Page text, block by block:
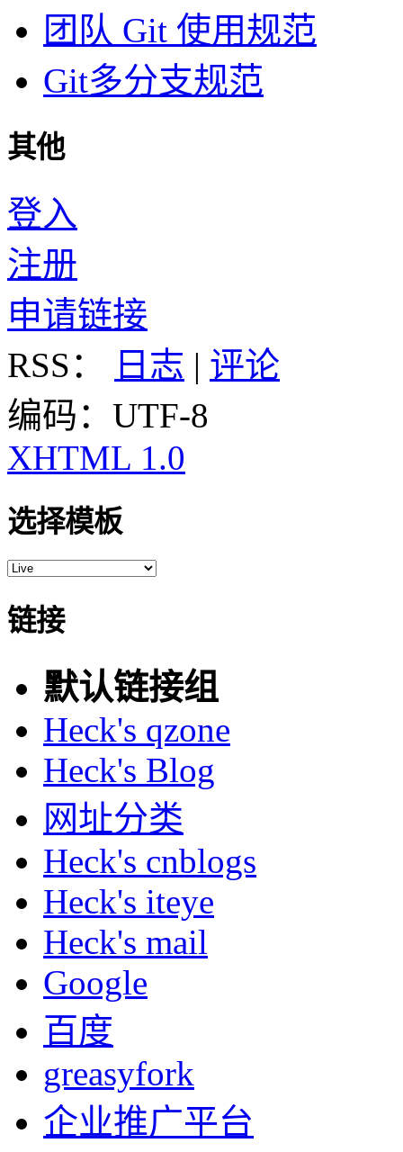
团队 Git 使用规范
Git多分支规范
其他
登入
注册
申请链接
RSS：
日志 | 评论
编码：UTF-8
XHTML 1.0
选择模板
链接
默认链接组
Heck's qzone
Heck's Blog
网址分类
Heck's cnblogs
Heck's iteye
Heck's mail
Google
百度
greasyfork
企业推广平台